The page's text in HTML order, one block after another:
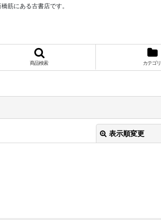
筋にある古書店です。
商品検索 カテゴリ
表示順変更